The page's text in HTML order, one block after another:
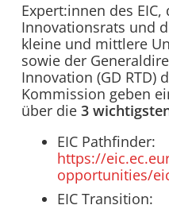
Expert:innen des
Innovationsrats und
kleine und mittlere
sowie der
Innovation (GD RTD)
Kommission geben
über die 3
EIC Pathfinder:
https://
opportunities/
EIC Transition: